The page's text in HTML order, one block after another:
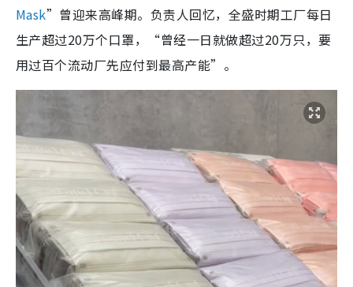
Mask”曾迎来高峰期。负责人回忆，全盛时期工厂每日
生产超过20万个口罩，“曾经一日就做超过20万只，要
用过百个流动厂先应付到最高产能”。